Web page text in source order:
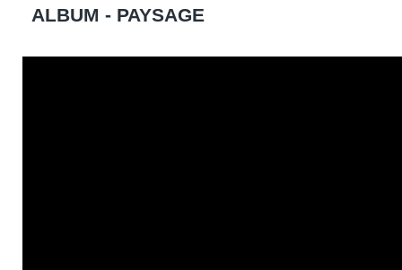
ALBUM - PAYSAGE